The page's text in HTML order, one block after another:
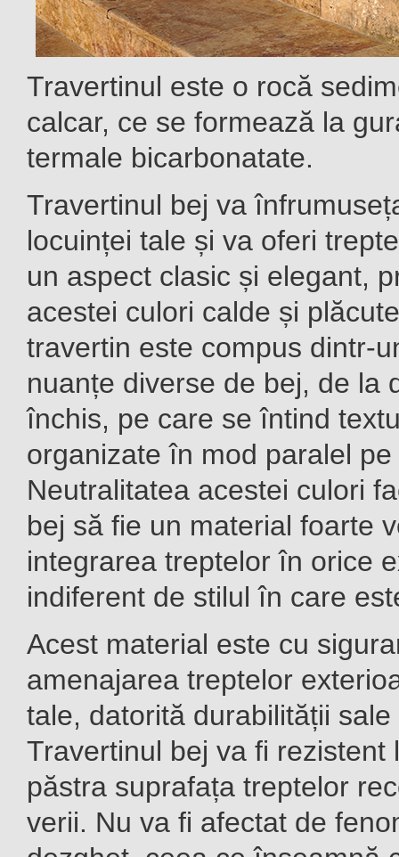
Travertinul este o rocă
calcar, ce se formează la
termale bicarbonatate.
Travertinul bej va
locuinței tale și va oferi
un aspect clasic și elegant,
acestei culori calde și
travertin este compus dintr-
nuanțe diverse de bej, de la
închis, pe care se întind
organizate în mod paralel
Neutralitatea acestei culori
bej să fie un material foarte
integrarea treptelor în orice
indiferent de stilul în care
Acest material este cu
amenajarea treptelor
tale, datorită durabilității
Travertinul bej va fi rezistent
păstra suprafața treptelor
verii. Nu va fi afectat de